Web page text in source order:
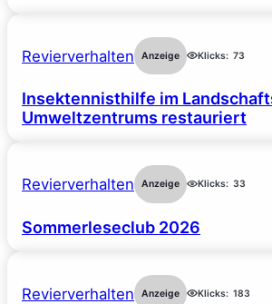
Revierverhalten Anzeige Klicks: 73
Insektennisthilfe im
Umweltzentrums restauriert
Revierverhalten Anzeige Klicks: 33
Sommerleseclub 2026
Revierverhalten Anzeige Klicks: 183